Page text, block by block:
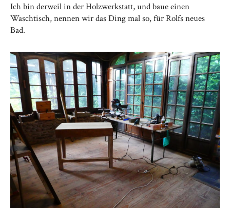
Ich bin derweil in der Holzwerkstatt, und baue einen
Waschtisch, nennen wir das Ding mal so, für Rolfs neues
Bad.